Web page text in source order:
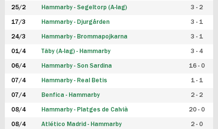
FUTSAL HERR
FUTSAL DAM
25/2 Hammarby - Segeltorp (A-lag) 3 - 2
17/3 Hammarby - Djurgården 3 - 1
24/3 Hammarby - Brommapojkarna 3 - 1
01/4 Täby (A-lag) - Hammarby 3 - 4
06/4 Hammarby - Son Sardina 16 - 0
07/4 Hammarby - Real Betis 1 - 1
07/4 Benfica - Hammarby 2 - 2
08/4 Hammarby - Platges de Calvià 20 - 0
08/4 Atlético Madrid - Hammarby 2 - 0